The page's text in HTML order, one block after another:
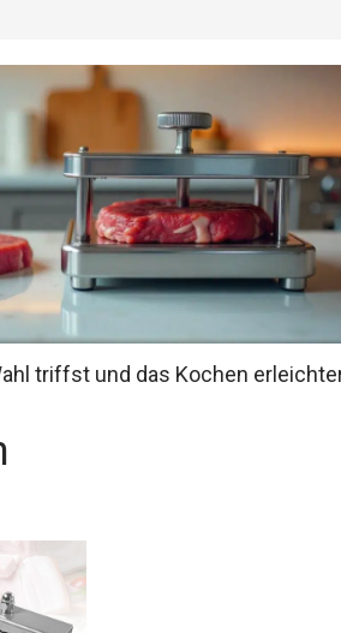
triffst und das Kochen